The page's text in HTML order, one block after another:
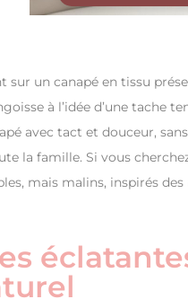
sur un canapé en tissu
à l’idée d’une tache
avec tact et douceur,
la famille. Si vous
mais malins, inspirés